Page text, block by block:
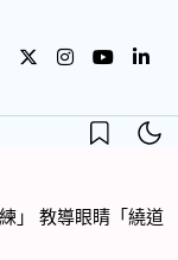
」 教導眼睛「繞道